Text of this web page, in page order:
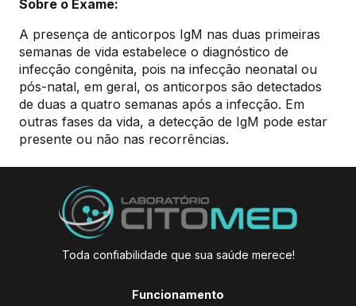
Sobre o Exame:
A presença de anticorpos IgM nas duas primeiras
semanas de vida estabelece o diagnóstico de
infecção congênita, pois na infecção neonatal ou
pós-natal, em geral, os anticorpos são detectados
de duas a quatro semanas após a infecção. Em
outras fases da vida, a detecção de IgM pode estar
presente ou não nas recorrências.
Toda confiabilidade que sua saúde merece!
Funcionamento